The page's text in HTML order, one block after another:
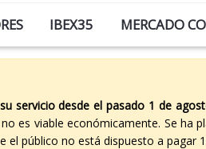
IBEX35 MERCADO
servicio desde el pasado 1 de
es viable económicamente. Se
el público no está dispuesto a